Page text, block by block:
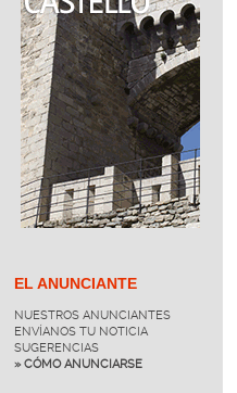
EL ANUNCIANTE
NUESTROS ANUNCIANTES
ENVÍANOS TU NOTICIA
SUGERENCIAS
» CÓMO ANUNCIARSE